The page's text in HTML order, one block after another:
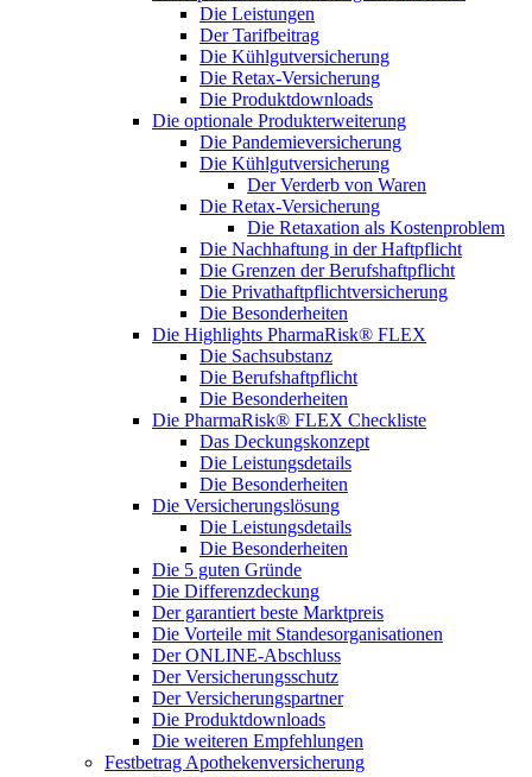
Die Leistungen
Der Tarifbeitrag
Die Kühlgutversicherung
Die Retax-Versicherung
Die Produktdownloads
Die optionale Produkterweiterung
Die Pandemieversicherung
Die Kühlgutversicherung
Der Verderb von Waren
Die Retax-Versicherung
Die Retaxation als Kostenproblem
Die Nachhaftung in der Haftpflicht
Die Grenzen der Berufshaftpflicht
Die Privathaftpflichtversicherung
Die Besonderheiten
Die Highlights PharmaRisk® FLEX
Die Sachsubstanz
Die Berufshaftpflicht
Die Besonderheiten
Die PharmaRisk® FLEX Checkliste
Das Deckungskonzept
Die Leistungsdetails
Die Besonderheiten
Die Versicherungslösung
Die Leistungsdetails
Die Besonderheiten
Die 5 guten Gründe
Die Differenzdeckung
Der garantiert beste Marktpreis
Die Vorteile mit Standesorganisationen
Der ONLINE-Abschluss
Der Versicherungsschutz
Der Versicherungspartner
Die Produktdownloads
Die weiteren Empfehlungen
Festbetrag Apothekenversicherung